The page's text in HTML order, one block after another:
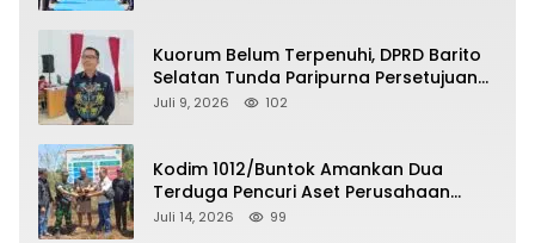
Kuorum Belum Terpenuhi, DPRD Barito
Selatan Tunda Paripurna Persetujuan
Raperda Pertanggungjawaban APBD
Juli 9, 2026 102
Kodim 1012/Buntok Amankan Dua
Terduga Pencuri Aset Perusahaan
Sitaan Satgas PKH, Satu Paket Diduga
Juli 14, 2026 99